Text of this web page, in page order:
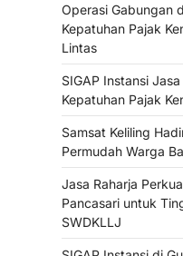
Operasi Gabungan
Kepatuhan Pajak
Lintas
SIGAP Instansi
Kepatuhan Pajak
Samsat Keliling
Permudah Warga
Jasa Raharja
Pancasari untuk
SWDKLLJ